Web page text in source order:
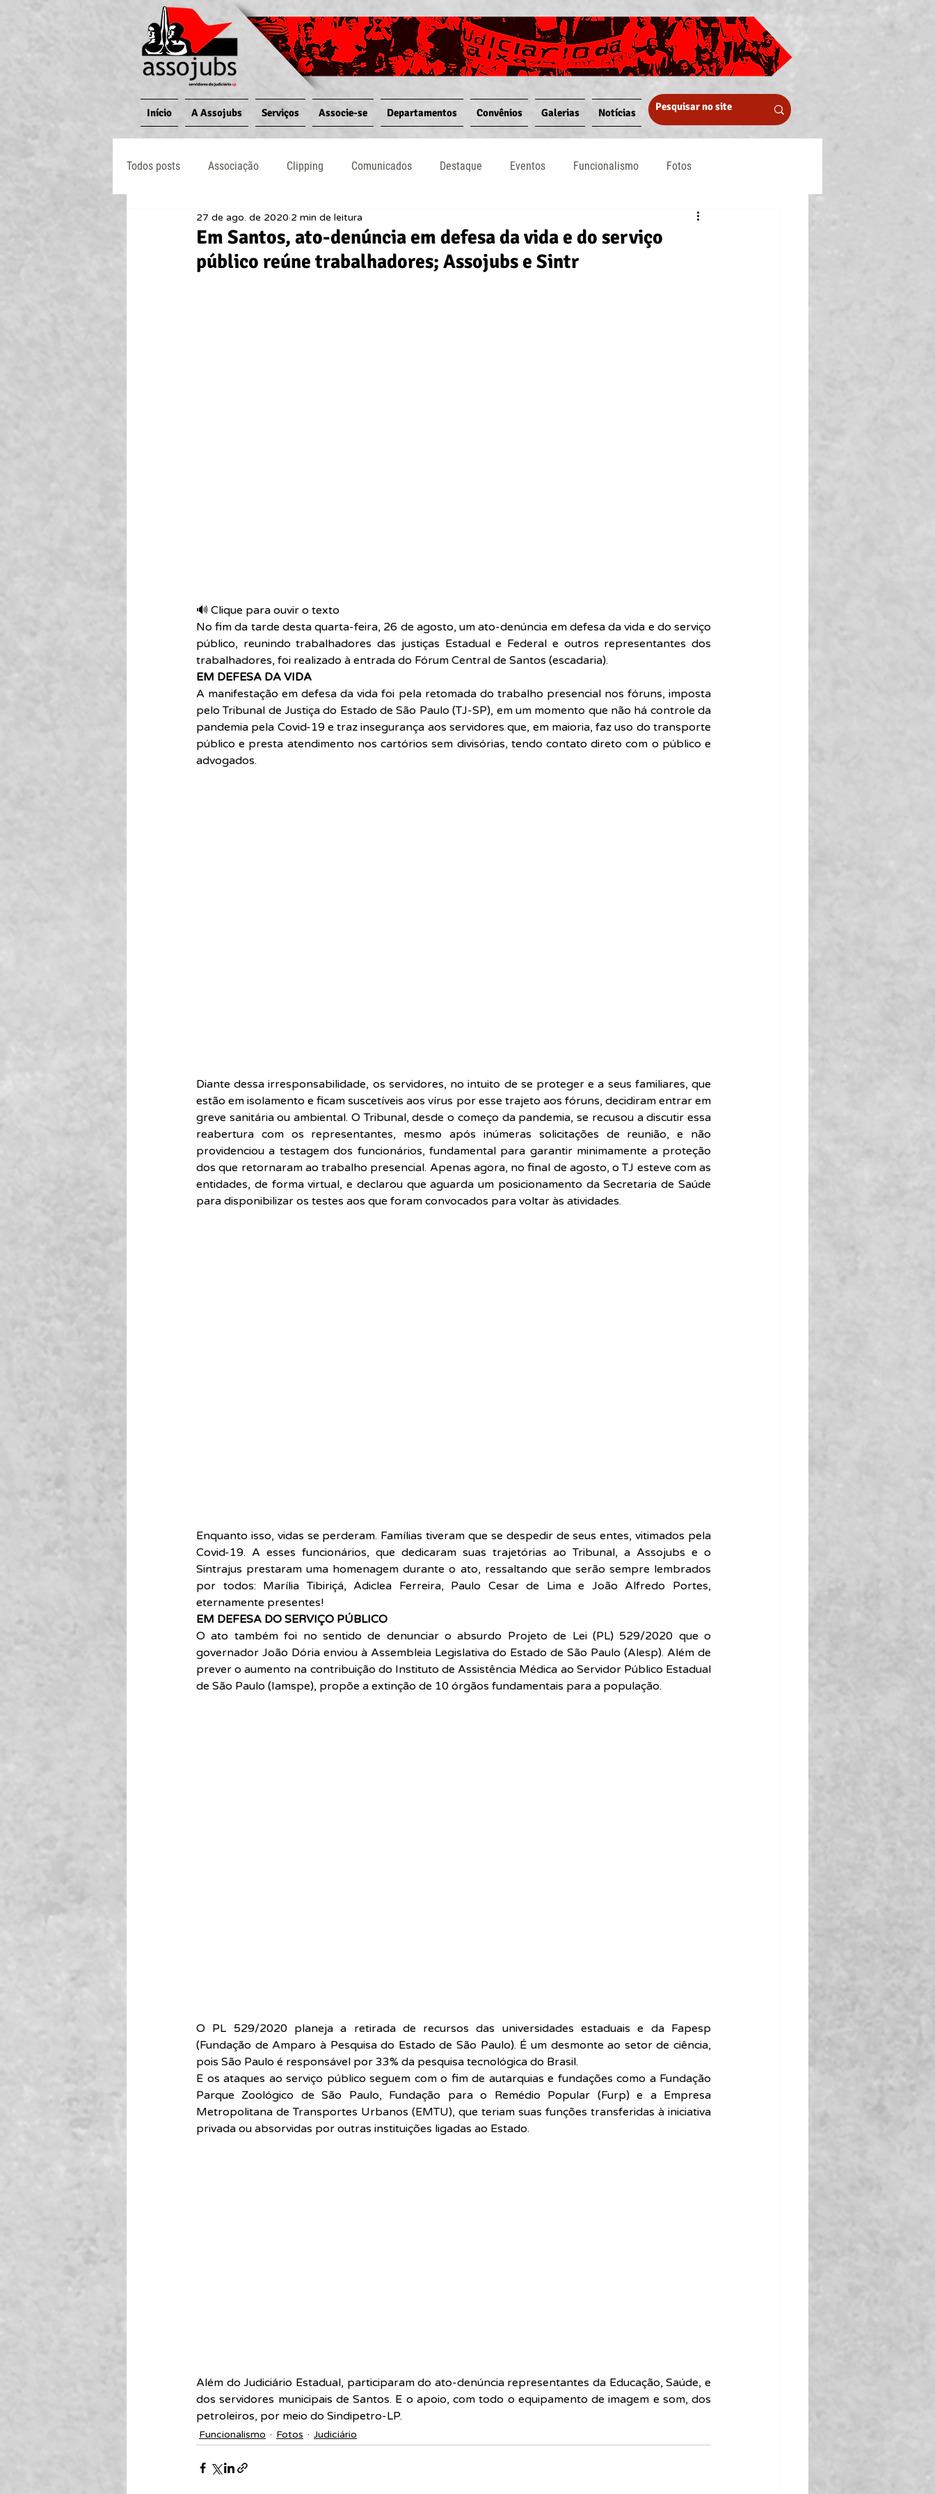
Início A Assojubs Serviços Associe-se Departamentos Convênios Galerias Notícias
Todos posts Associação Clipping Comunicados Destaque Eventos Funcionalismo Fotos
Jornal O Processo Judiciário Notícias
Em Santos, ato-denúncia em defesa da vida e do serviço
público reúne trabalhadores; Assojubs e Sintr
27 de ago. de 2020 2 min de leitura
🔊 Clique para ouvir o texto
No fim da tarde desta quarta-feira, 26 de agosto, um ato-denúncia em defesa da vida e do serviço
público, reunindo trabalhadores das justiças Estadual e Federal e outros representantes dos
trabalhadores, foi realizado à entrada do Fórum Central de Santos (escadaria).
EM DEFESA DA VIDA
A manifestação em defesa da vida foi pela retomada do trabalho presencial nos fóruns, imposta
pelo Tribunal de Justiça do Estado de São Paulo (TJ-SP), em um momento que não há controle da
pandemia pela Covid-19 e traz insegurança aos servidores que, em maioria, faz uso do transporte
público e presta atendimento nos cartórios sem divisórias, tendo contato direto com o público e
advogados.
Diante dessa irresponsabilidade, os servidores, no intuito de se proteger e a seus familiares, que
estão em isolamento e ficam suscetíveis aos vírus por esse trajeto aos fóruns, decidiram entrar em
greve sanitária ou ambiental. O Tribunal, desde o começo da pandemia, se recusou a discutir essa
reabertura com os representantes, mesmo após inúmeras solicitações de reunião, e não
providenciou a testagem dos funcionários, fundamental para garantir minimamente a proteção
dos que retornaram ao trabalho presencial. Apenas agora, no final de agosto, o TJ esteve com as
entidades, de forma virtual, e declarou que aguarda um posicionamento da Secretaria de Saúde
para disponibilizar os testes aos que foram convocados para voltar às atividades.
Enquanto isso, vidas se perderam. Famílias tiveram que se despedir de seus entes, vitimados pela
Covid-19. A esses funcionários, que dedicaram suas trajetórias ao Tribunal, a Assojubs e o
Sintrajus prestaram uma homenagem durante o ato, ressaltando que serão sempre lembrados
por todos: Marília Tibiriçá, Adiclea Ferreira, Paulo Cesar de Lima e João Alfredo Portes,
eternamente presentes!
EM DEFESA DO SERVIÇO PÚBLICO
O ato também foi no sentido de denunciar o absurdo Projeto de Lei (PL) 529/2020 que o
governador João Dória enviou à Assembleia Legislativa do Estado de São Paulo (Alesp). Além de
prever o aumento na contribuição do Instituto de Assistência Médica ao Servidor Público Estadual
de São Paulo (Iamspe), propõe a extinção de 10 órgãos fundamentais para a população.
O PL 529/2020 planeja a retirada de recursos das universidades estaduais e da Fapesp
(Fundação de Amparo à Pesquisa do Estado de São Paulo). É um desmonte ao setor de ciência,
pois São Paulo é responsável por 33% da pesquisa tecnológica do Brasil.
E os ataques ao serviço público seguem com o fim de autarquias e fundações como a Fundação
Parque Zoológico de São Paulo, Fundação para o Remédio Popular (Furp) e a Empresa
Metropolitana de Transportes Urbanos (EMTU), que teriam suas funções transferidas à iniciativa
privada ou absorvidas por outras instituições ligadas ao Estado.
Além do Judiciário Estadual, participaram do ato-denúncia representantes da Educação, Saúde, e
dos servidores municipais de Santos. E o apoio, com todo o equipamento de imagem e som, dos
petroleiros, por meio do Sindipetro-LP.
Funcionalismo Fotos Judiciário